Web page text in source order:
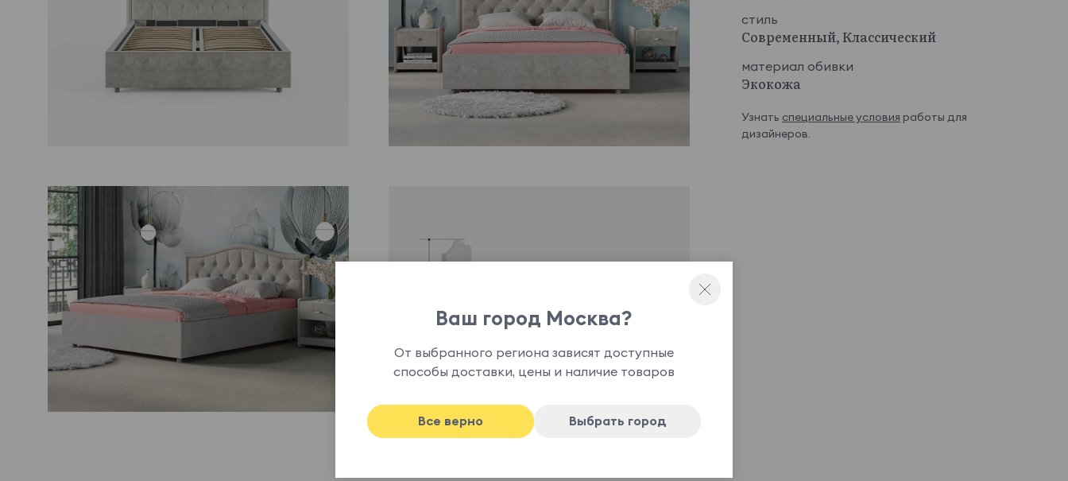
стиль
Современный, Классический
материал обивки
Экокожа
Узнать специальные условия работы для
дизайнеров.
Ваш город Москва?
От выбранного региона зависят доступные
способы доставки, цены и наличие товаров
Все верно Выбрать город